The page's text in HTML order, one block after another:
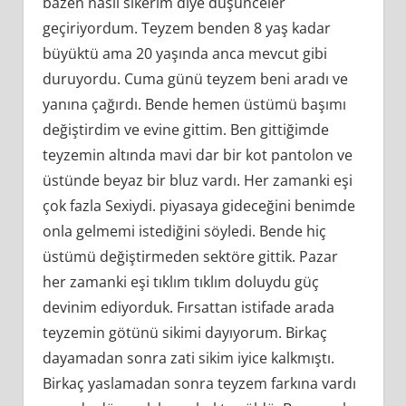
geçiriyordum. Teyzem benden 8 yaş kadar
büyüktü ama 20 yaşında anca mevcut gibi
duruyordu. Cuma günü teyzem beni aradı ve
yanına çağırdı. Bende hemen üstümü başımı
değiştirdim ve evine gittim. Ben gittiğimde
teyzemin altında mavi dar bir kot pantolon ve
üstünde beyaz bir bluz vardı. Her zamanki eşi
çok fazla Sexiydi. piyasaya gideceğini benimde
onla gelmemi istediğini söyledi. Bende hiç
üstümü değiştirmeden sektöre gittik. Pazar
her zamanki eşi tıklım tıklım doluydu güç
devinim ediyorduk. Fırsattan istifade arada
teyzemin götünü sikimi dayıyorum. Birkaç
dayamadan sonra zati sikim iyice kalkmıştı.
Birkaç yaslamadan sonra teyzem farkına vardı